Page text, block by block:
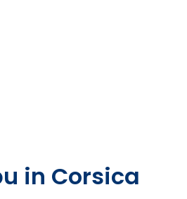
in Corsica